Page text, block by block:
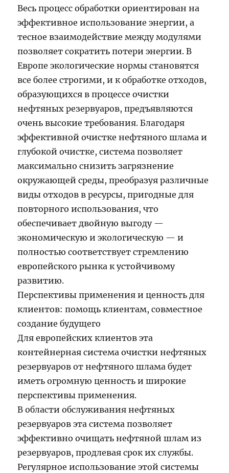
Весь процесс обработки ориентирован на
эффективное использование энергии, а
тесное взаимодействие между модулями
позволяет сократить потери энергии. В
Европе экологические нормы становятся
все более строгими, и к обработке отходов,
образующихся в процессе очистки
нефтяных резервуаров, предъявляются
очень высокие требования. Благодаря
эффективной очистке нефтяного шлама и
глубокой очистке, система позволяет
максимально снизить загрязнение
окружающей среды, преобразуя различные
виды отходов в ресурсы, пригодные для
повторного использования, что
обеспечивает двойную выгоду —
экономическую и экологическую — и
полностью соответствует стремлению
европейского рынка к устойчивому
развитию.
Перспективы применения и ценность для
клиентов: помощь клиентам, совместное
создание будущего
Для европейских клиентов эта
контейнерная система очистки нефтяных
резервуаров от нефтяного шлама будет
иметь огромную ценность и широкие
перспективы применения.
В области обслуживания нефтяных
резервуаров эта система позволяет
эффективно очищать нефтяной шлам из
резервуаров, продлевая срок их службы.
Регулярное использование этой системы